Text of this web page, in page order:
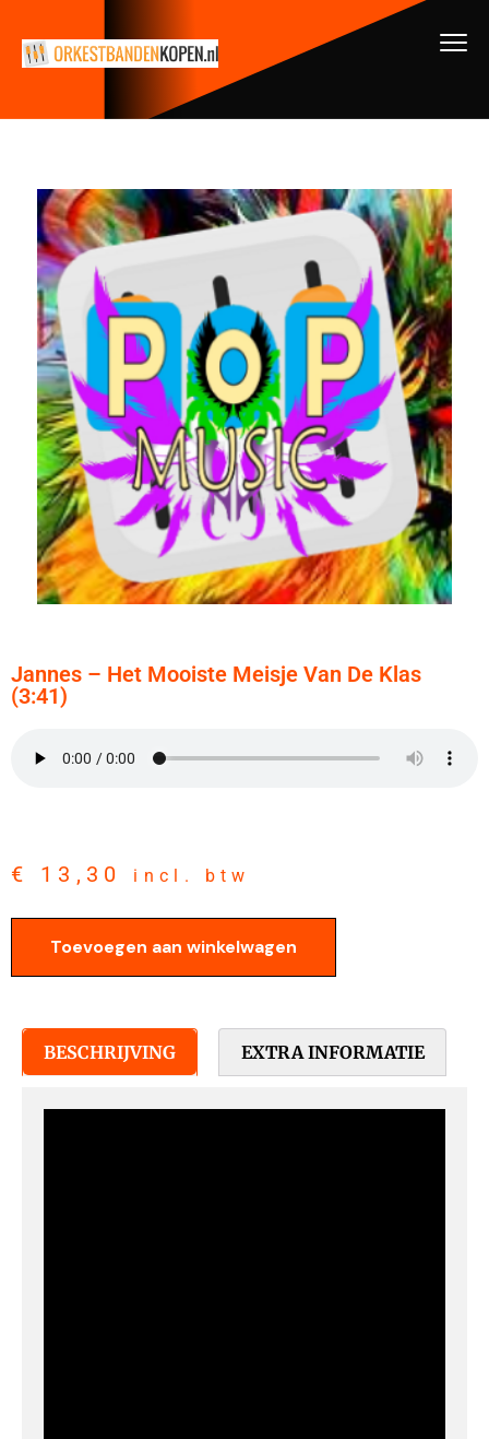
Jannes – Het Mooiste Meisje Van De Klas
(3:41)
€ 13,30 incl. btw
Toevoegen aan winkelwagen
BESCHRIJVING EXTRA INFORMATIE